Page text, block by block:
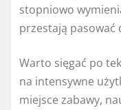
stopniowo
przestają
Warto sięgać po
na intensywne
miejsce zabawy,